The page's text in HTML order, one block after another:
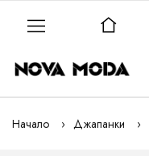
Начало Джапанки